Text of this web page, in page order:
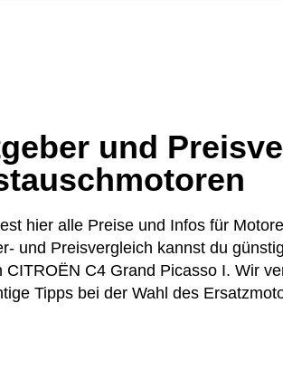
und
hier alle Preise und Infos für
und Preisvergleich kannst du
CITROËN C4 Grand Picasso I. Wir
Tipps bei der Wahl des